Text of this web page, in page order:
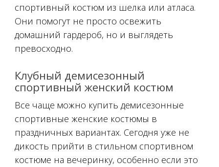
спортивный костюм из шелка или атласа.
Они помогут не просто освежить
домашний гардероб, но и выглядеть
превосходно.
Клубный демисезонный
спортивный женский костюм
Все чаще можно купить демисезонные
спортивные женские костюмы в
праздничных вариантах. Сегодня уже не
дикость прийти в стильном спортивном
костюме на вечеринку, особенно если это